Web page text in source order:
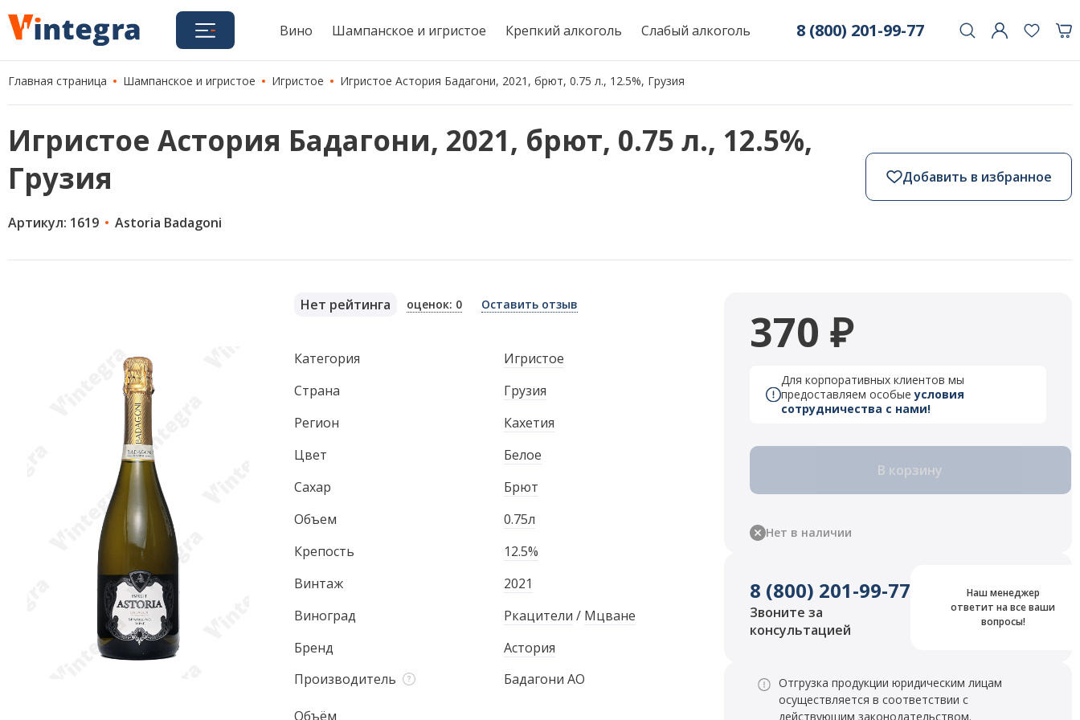
Вино Шампанское и игристое Крепкий алкоголь Слабый алкоголь 8 (800) 201-99-77
Главная страница Шампанское и игристое Игристое Игристое Астория Бадагони, 2021, брют, 0.75 л., 12.5%, Грузия
Игристое Астория Бадагони, 2021, брют, 0.75 л., 12.5%,
Грузия
Артикул: 1619 Astoria Badagoni
Добавить в избранное
Нет рейтинга оценок: 0 Оставить отзыв
Категория
Игристое
Страна
Грузия
Регион
Кахетия
Цвет
Белое
Сахар
Брют
Объем
0.75л
Крепость
12.5%
Винтаж
2021
Виноград
Ркацители / Мцване
Бренд
Астория
Производитель
Бадагони АО
Объём
370 ₽
Для корпоративных клиентов мы
предоставляем особыеусловия
сотрудничества с нами!
В корзину
Нет в наличии
8 (800) 201-99-77
Звоните за
консультацией
Наш менеджер
ответит на все ваши
вопросы!
Отгрузка продукции юридическим лицам
осуществляется в соответствии с
действующим законодательством.